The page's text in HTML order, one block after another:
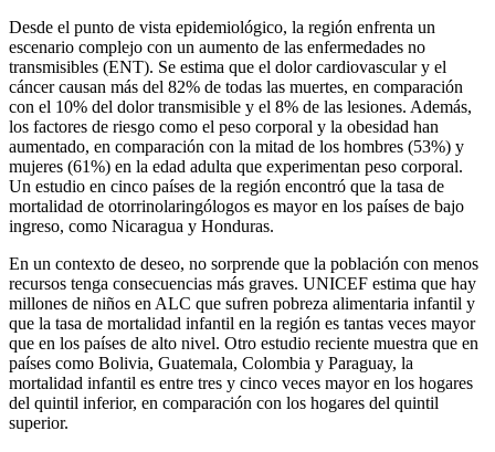
Desde el punto de vista epidemiológico, la región enfrenta un
escenario complejo con un aumento de las enfermedades no
transmisibles (ENT). Se estima que el dolor cardiovascular y el
cáncer causan más del 82% de todas las muertes, en comparación
con el 10% del dolor transmisible y el 8% de las lesiones. Además,
los factores de riesgo como el peso corporal y la obesidad han
aumentado, en comparación con la mitad de los hombres (53%) y
mujeres (61%) en la edad adulta que experimentan peso corporal.
Un estudio en cinco países de la región encontró que la tasa de
mortalidad de otorrinolaringólogos es mayor en los países de bajo
ingreso, como Nicaragua y Honduras.
En un contexto de deseo, no sorprende que la población con menos
recursos tenga consecuencias más graves. UNICEF estima que hay
millones de niños en ALC que sufren pobreza alimentaria infantil y
que la tasa de mortalidad infantil en la región es tantas veces mayor
que en los países de alto nivel. Otro estudio reciente muestra que en
países como Bolivia, Guatemala, Colombia y Paraguay, la
mortalidad infantil es entre tres y cinco veces mayor en los hogares
del quintil inferior, en comparación con los hogares del quintil
superior.